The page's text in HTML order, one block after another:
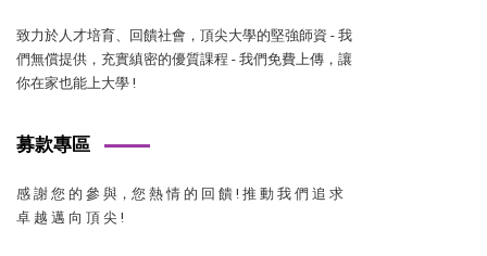
致力於人才培育、回饋社會，頂尖大學的堅強師資 - 我
們無償提供，充實縝密的優質課程 - 我們免費上傳，讓
你在家也能上大學 !
募款專區
感 謝 您 的 參 與，您 熱 情 的 回 饋 ! 推 動 我 們 追 求
卓 越 邁 向 頂 尖 !